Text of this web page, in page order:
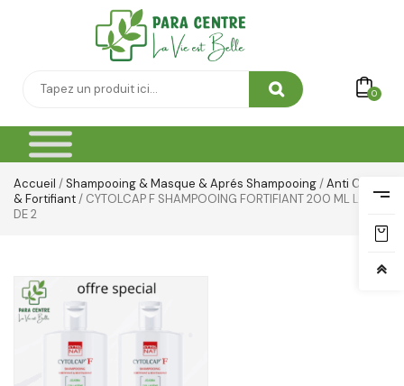
0
Accueil /Shampooing & Masque & Aprés Shampooing/Anti Chute
& Fortifiant/ CYTOLCAP F SHAMPOOING FORTIFIANT 200 ML LOT
DE 2